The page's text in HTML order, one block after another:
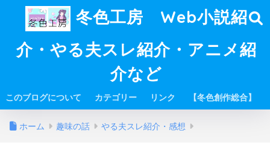
冬色工房 Web小説紹
介・やる夫スレ紹介・アニメ紹
介など
このブログについて カテゴリー リンク 【冬色創作総合】
ホーム 趣味の話 やる夫スレ紹介・感想